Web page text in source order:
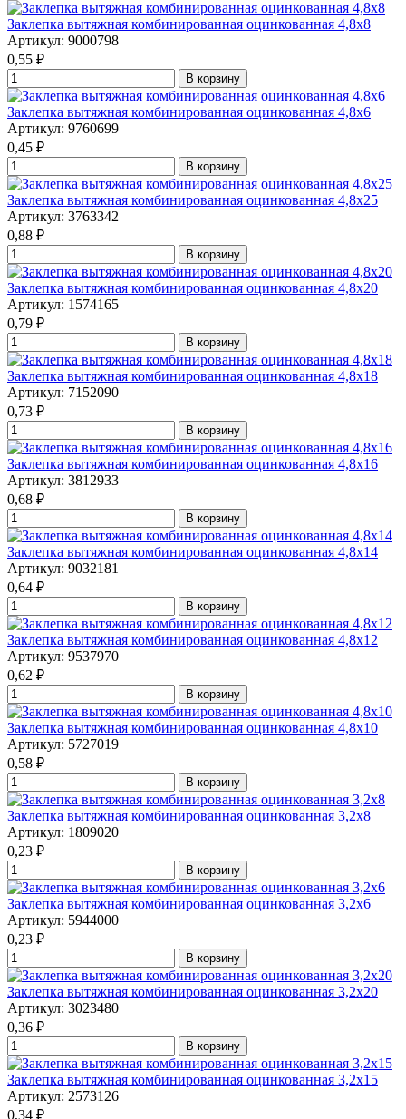
Заклепка вытяжная комбинированная оцинкованная 4,8x8
Артикул: 9000798
0,55 ₽
В корзину
Заклепка вытяжная комбинированная оцинкованная 4,8x6
Артикул: 9760699
0,45 ₽
В корзину
Заклепка вытяжная комбинированная оцинкованная 4,8x25
Артикул: 3763342
0,88 ₽
В корзину
Заклепка вытяжная комбинированная оцинкованная 4,8x20
Артикул: 1574165
0,79 ₽
В корзину
Заклепка вытяжная комбинированная оцинкованная 4,8x18
Артикул: 7152090
0,73 ₽
В корзину
Заклепка вытяжная комбинированная оцинкованная 4,8x16
Артикул: 3812933
0,68 ₽
В корзину
Заклепка вытяжная комбинированная оцинкованная 4,8x14
Артикул: 9032181
0,64 ₽
В корзину
Заклепка вытяжная комбинированная оцинкованная 4,8x12
Артикул: 9537970
0,62 ₽
В корзину
Заклепка вытяжная комбинированная оцинкованная 4,8x10
Артикул: 5727019
0,58 ₽
В корзину
Заклепка вытяжная комбинированная оцинкованная 3,2x8
Артикул: 1809020
0,23 ₽
В корзину
Заклепка вытяжная комбинированная оцинкованная 3,2x6
Артикул: 5944000
0,23 ₽
В корзину
Заклепка вытяжная комбинированная оцинкованная 3,2x20
Артикул: 3023480
0,36 ₽
В корзину
Заклепка вытяжная комбинированная оцинкованная 3,2x15
Артикул: 2573126
0,34 ₽